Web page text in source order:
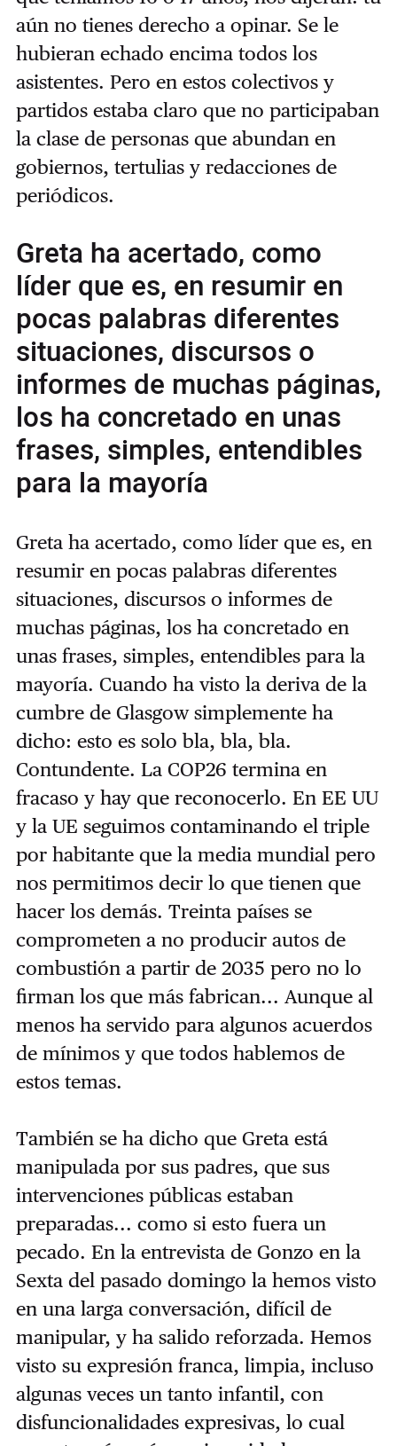
aún no tienes derecho a opinar. Se le
hubieran echado encima todos los
asistentes. Pero en estos colectivos y
partidos estaba claro que no participaban
la clase de personas que abundan en
gobiernos, tertulias y redacciones de
periódicos.
Greta ha acertado, como
líder que es, en resumir en
pocas palabras diferentes
situaciones, discursos o
informes de muchas páginas,
los ha concretado en unas
frases, simples, entendibles
para la mayoría
Greta ha acertado, como líder que es, en
resumir en pocas palabras diferentes
situaciones, discursos o informes de
muchas páginas, los ha concretado en
unas frases, simples, entendibles para la
mayoría. Cuando ha visto la deriva de la
cumbre de Glasgow simplemente ha
dicho: esto es solo bla, bla, bla.
Contundente. La COP26 termina en
fracaso y hay que reconocerlo. En EE UU
y la UE seguimos contaminando el triple
por habitante que la media mundial pero
nos permitimos decir lo que tienen que
hacer los demás. Treinta países se
comprometen a no producir autos de
combustión a partir de 2035 pero no lo
firman los que más fabrican... Aunque al
menos ha servido para algunos acuerdos
de mínimos y que todos hablemos de
estos temas.
También se ha dicho que Greta está
manipulada por sus padres, que sus
intervenciones públicas estaban
preparadas... como si esto fuera un
pecado. En la entrevista de Gonzo en la
Sexta del pasado domingo la hemos visto
en una larga conversación, difícil de
manipular, y ha salido reforzada. Hemos
visto su expresión franca, limpia, incluso
algunas veces un tanto infantil, con
disfuncionalidades expresivas, lo cual